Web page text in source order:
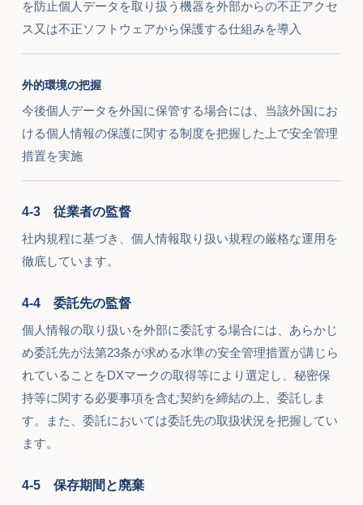
を防止個人データを取り扱う機器を外部からの不正アクセ
ス又は不正ソフトウェアから保護する仕組みを導入
外的環境の把握
今後個人データを外国に保管する場合には、当該外国にお
ける個人情報の保護に関する制度を把握した上で安全管理
措置を実施
4-3 従業者の監督
社内規程に基づき、個人情報取り扱い規程の厳格な運用を
徹底しています。
4-4 委託先の監督
個人情報の取り扱いを外部に委託する場合には、あらかじ
め委託先が法第23条が求める水準の安全管理措置が講じら
れていることをDXマークの取得等により選定し、秘密保
持等に関する必要事項を含む契約を締結の上、委託しま
す。また、委託においては委託先の取扱状況を把握してい
ます。
4-5 保存期間と廃棄